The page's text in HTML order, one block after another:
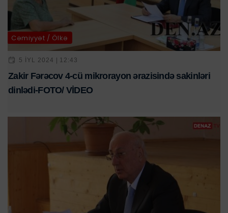
Cəmiyyət / Ölkə
5 IYL 2024 | 12:43
Zakir Fərəcov 4-cü mikrorayon ərazisində sakinləri
dinlədi-FOTO/ VİDEO